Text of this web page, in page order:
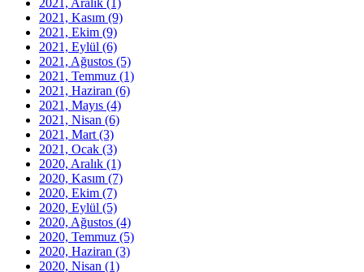
2021, Kasım (9)
2021, Ekim (9)
2021, Eylül (6)
2021, Ağustos (5)
2021, Temmuz (1)
2021, Haziran (6)
2021, Mayıs (4)
2021, Nisan (6)
2021, Mart (3)
2021, Ocak (3)
2020, Aralık (1)
2020, Kasım (7)
2020, Ekim (7)
2020, Eylül (5)
2020, Ağustos (4)
2020, Temmuz (5)
2020, Haziran (3)
2020, Nisan (1)